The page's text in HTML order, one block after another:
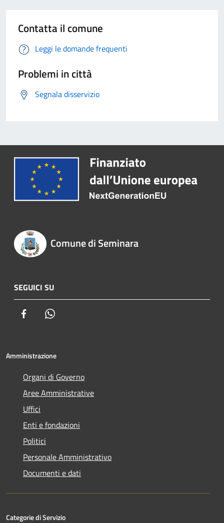
Contatta il comune
Leggi le domande frequenti
Problemi in città
Segnala disservizio
Comune di Seminara
SEGUICI SU
Facebook
Amministrazione
Organi di Governo
Aree Amministrative
Uffici
Enti e fondazioni
Politici
Personale Amministrativo
Documenti e dati
Categorie di Servizio